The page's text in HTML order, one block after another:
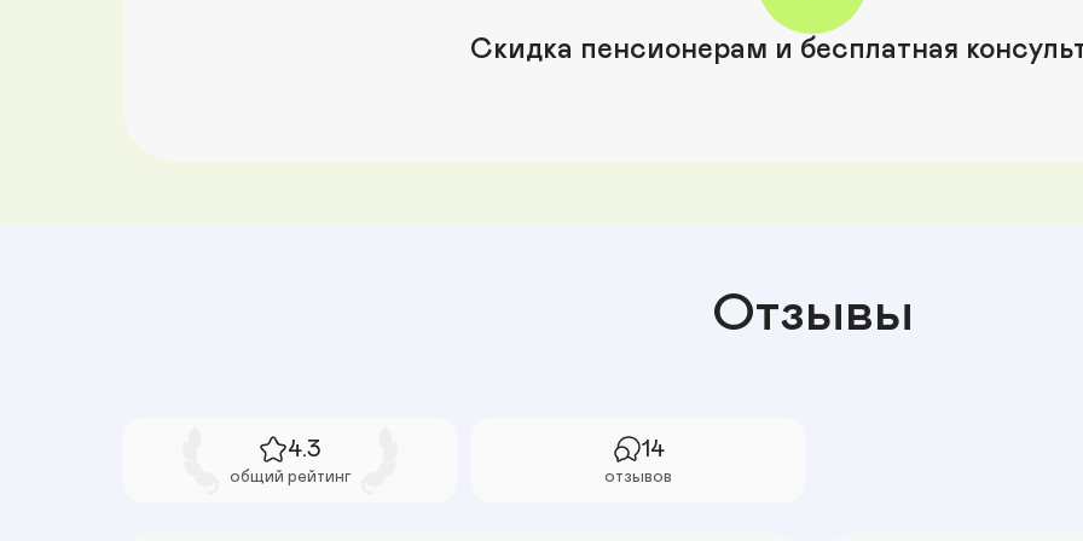
Скидка пенсионерам и бесплатная
Отзывы
4.3
общий рейтинг
14
отзывов